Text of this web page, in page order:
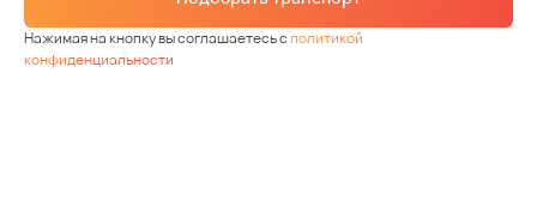
Нажимая на кнопку вы соглашаетесь сполитикой
конфиденциальности